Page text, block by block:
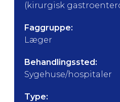
(kirurgisk
Faggruppe:
Læger
Behandlingssted:
Sygehuse/hospitaler
Type: